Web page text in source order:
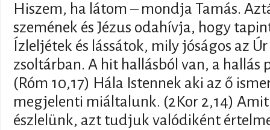
Hiszem, ha látom – mondja Tamás.
szemének és Jézus odahívja, hogy
Ízleljétek és lássátok, mily jóságos az
zsoltárban. A hit hallásból van, a hallás
(Róm 10,17) Hála Istennek aki az ő
megjelenti miáltalunk. (2Kor 2,14)
észlelünk, azt tudjuk valódiként